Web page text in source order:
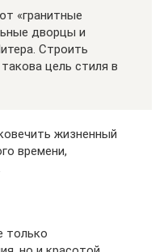
«гранитные
дворцы и
Строить
цель стиля в
жизненный
времени,
только